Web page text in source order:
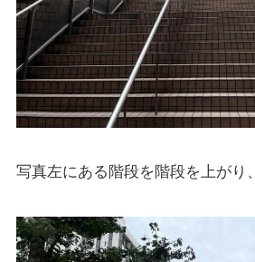
写真左にある階段を階段を上がり、